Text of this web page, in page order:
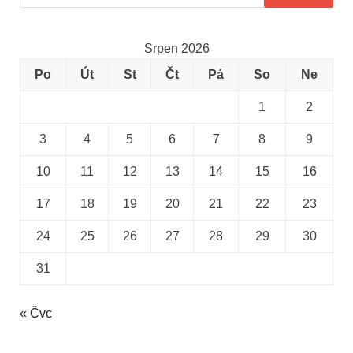
Srpen 2026
Po
Út St Čt Pá So Ne
1 2
3 4 5 6 7 8 9
10 11 12 13 14 15 16
17 18 19 20 21 22 23
24 25 26 27 28 29 30
31
« Čvc